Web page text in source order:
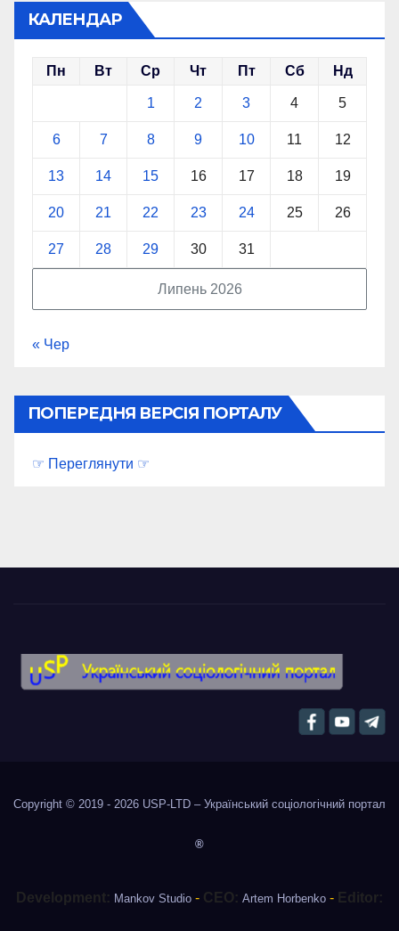
КАЛЕНДАР
Липень 2026
Пн Вт Ср Чт Пт Сб Нд
1 2 3 4 5
6 7 8 9 10 11 12
13 14 15 16 17 18 19
20 21 22 23 24 25 26
27 28 29 30 31
« Чер
ПОПЕРЕДНЯ ВЕРСІЯ ПОРТАЛУ
☞ Переглянути ☞
Copyright © 2019 - 2026 USP-LTD – Український соціологічний портал
®
Development: Mankov Studio - CEO: Artem Horbenko - Editor: